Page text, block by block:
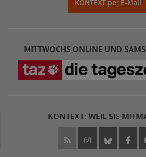
KONTEXT per E-Mail
MITTWOCHS ONLINE UND
KONTEXT: WEIL SIE